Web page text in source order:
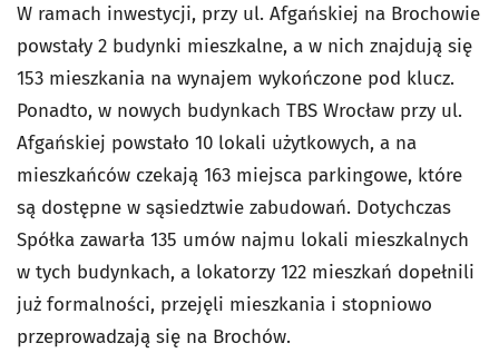
W ramach inwestycji, przy ul. Afgańskiej na Brochowie
powstały 2 budynki mieszkalne, a w nich znajdują się
153 mieszkania na wynajem wykończone pod klucz.
Ponadto, w nowych budynkach TBS Wrocław przy ul.
Afgańskiej powstało 10 lokali użytkowych, a na
mieszkańców czekają 163 miejsca parkingowe, które
są dostępne w sąsiedztwie zabudowań. Dotychczas
Spółka zawarła 135 umów najmu lokali mieszkalnych
w tych budynkach, a lokatorzy 122 mieszkań dopełnili
już formalności, przejęli mieszkania i stopniowo
przeprowadzają się na Brochów.